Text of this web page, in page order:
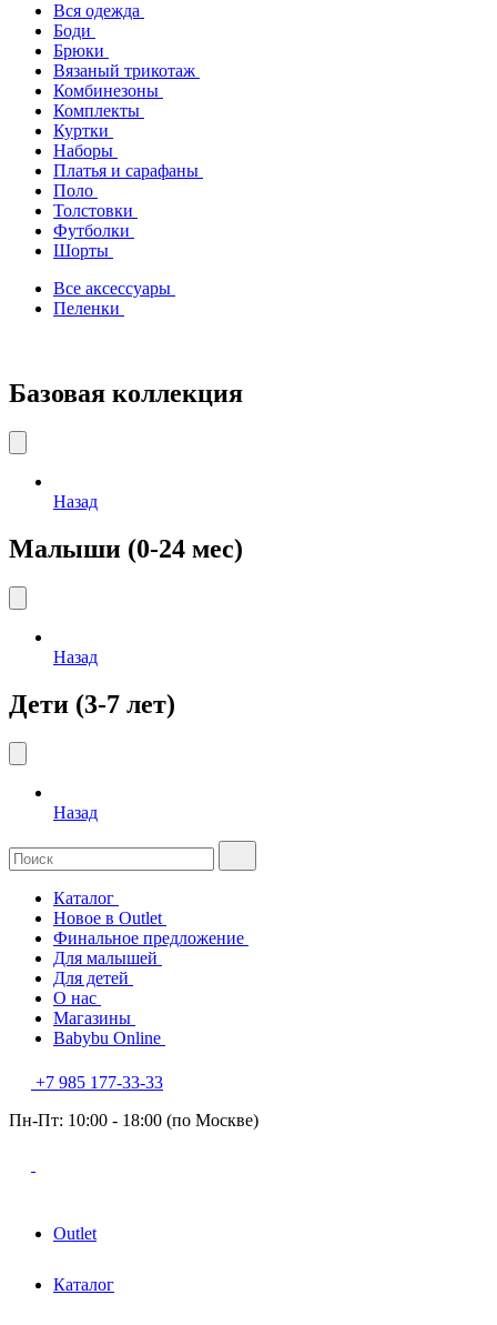
Вся одежда
Боди
Брюки
Вязаный трикотаж
Комбинезоны
Комплекты
Куртки
Наборы
Платья и сарафаны
Поло
Толстовки
Футболки
Шорты
Все аксессуары
Пеленки
Базовая коллекция
Назад
Малыши (0-24 мес)
Назад
Дети (3-7 лет)
Назад
Каталог
Новое в Outlet
Финальное предложение
Для малышей
Для детей
О нас
Магазины
Babybu Online
+7 985 177-33-33
Пн-Пт: 10:00 - 18:00 (по Москве)
Outlet
Каталог